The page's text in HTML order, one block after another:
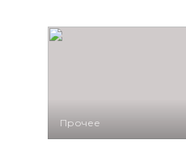
Прочее